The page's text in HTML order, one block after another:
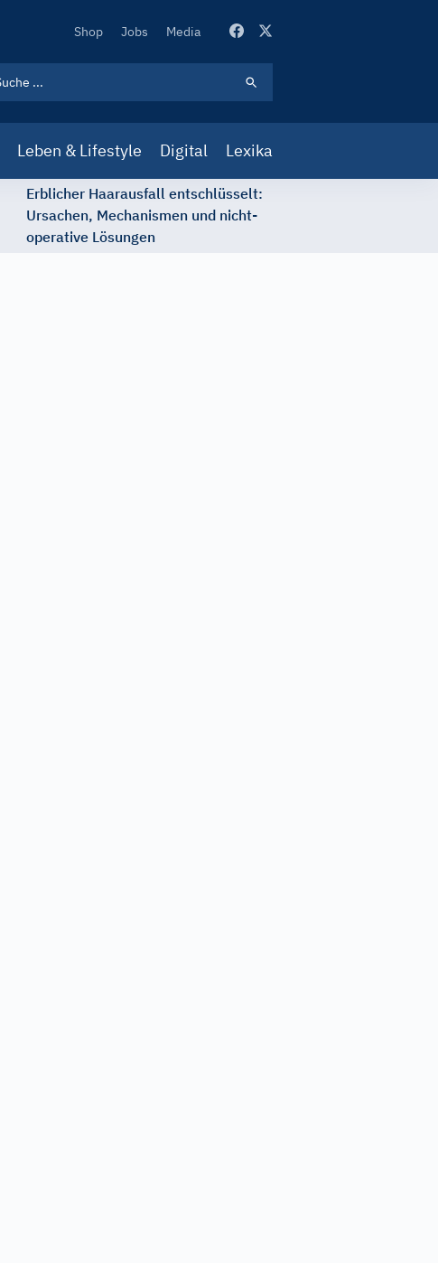
Secondary
Shop Jobs Media
Leben & Lifestyle Digital Lexika
Erblicher Haarausfall entschlüsselt:
Ursachen, Mechanismen und nicht-
operative Lösungen